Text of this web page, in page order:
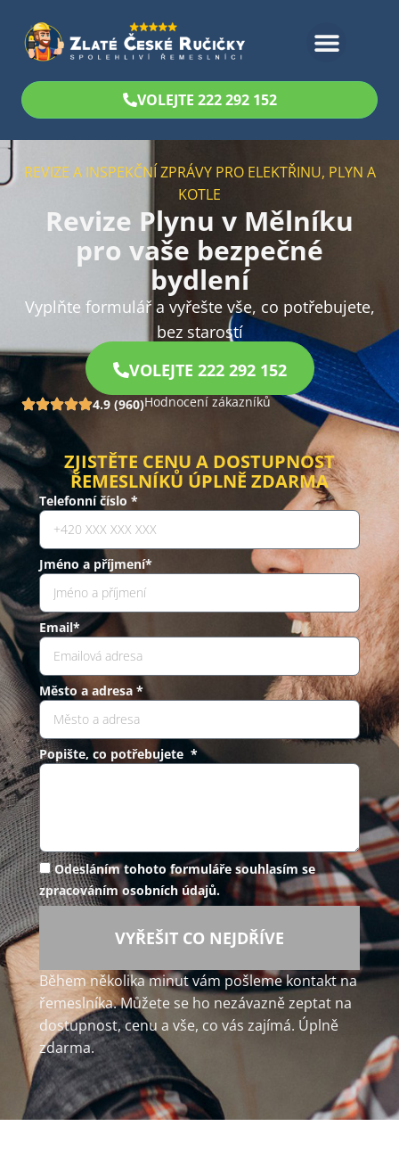
VOLEJTE 222 292 152
REVIZE A INSPEKČNÍ ZPRÁVY PRO ELEKTŘINU, PLYN A
KOTLE
Revize Plynu v Mělníku
pro vaše bezpečné
bydlení
Vyplňte formulář a vyřešte vše, co potřebujete,
bez starostí
VOLEJTE 222 292 152
4.9 (960)Hodnocení zákazníků
ZJISTĚTE CENU A DOSTUPNOST
ŘEMESLNÍKŮ ÚPLNĚ ZDARMA
Telefonní číslo *
Jméno a příjmení*
Email*
Město a adresa *
Popište, co potřebujete *
Odesláním tohoto formuláře souhlasím se
zpracováním osobních údajů.
VYŘEŠIT CO NEJDŘÍVE
Během několika minut vám pošleme kontakt na
řemeslníka. Můžete se ho nezávazně zeptat na
dostupnost, cenu a vše, co vás zajímá. Úplně
zdarma.